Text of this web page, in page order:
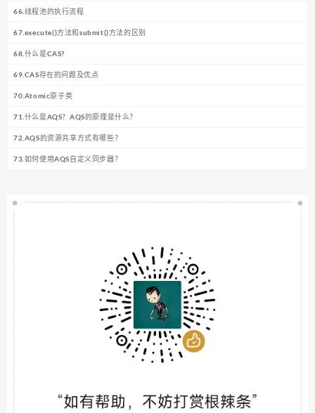
66.线程池的执行流程
67.execute()方法和submit()方法的区别
68.什么是CAS?
69.CAS存在的问题及优点
70.Atomic原子类
71.什么是AQS？AQS的原理是什么？
72.AQS的资源共享方式有哪些？
73.如何使用AQS自定义同步器？